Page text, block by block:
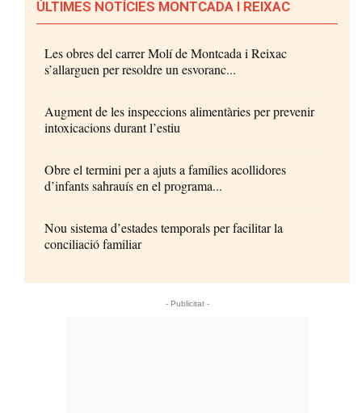
ÚLTIMES NOTÍCIES MONTCADA I REIXAC
Les obres del carrer Molí de Montcada i Reixac
s’allarguen per resoldre un esvoranc...
Augment de les inspeccions alimentàries per prevenir
intoxicacions durant l’estiu
Obre el termini per a ajuts a famílies acollidores
d’infants sahrauís en el programa...
Nou sistema d’estades temporals per facilitar la
conciliació familiar
- Publicitat -